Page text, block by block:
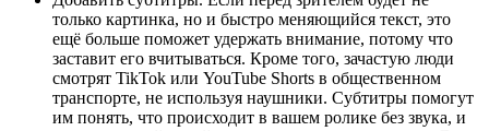
только картинка, но и быстро меняющийся текст, это
ещё больше поможет удержать внимание, потому что
заставит его вчитываться. Кроме того, зачастую люди
смотрят TikTok или YouTube Shorts в общественном
транспорте, не используя наушники. Субтитры помогут
им понять, что происходит в вашем ролике без звука, и